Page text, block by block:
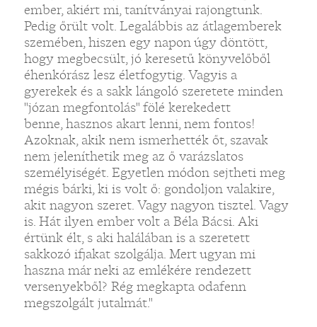
ember, akiért mi, tanítványai rajongtunk.
Pedig őrült volt. Legalábbis az átlagemberek
szemében, hiszen egy napon úgy döntött,
hogy megbecsült, jó keresetű könyvelőből
éhenkórász lesz életfogytig. Vagyis a
gyerekek és a sakk lángoló szeretete minden
"józan megfontolás" fölé kerekedett
benne, hasznos akart lenni, nem fontos!
Azoknak, akik nem ismerhették őt, szavak
nem jeleníthetik meg az ő varázslatos
személyiségét. Egyetlen módon sejtheti meg
mégis bárki, ki is volt ő: gondoljon valakire,
akit nagyon szeret. Vagy nagyon tisztel. Vagy
is. Hát ilyen ember volt a Béla Bácsi. Aki
értünk élt, s aki halálában is a szeretett
sakkozó ifjakat szolgálja. Mert ugyan mi
haszna már neki az emlékére rendezett
versenyekből? Rég megkapta odafenn
megszolgált jutalmát."